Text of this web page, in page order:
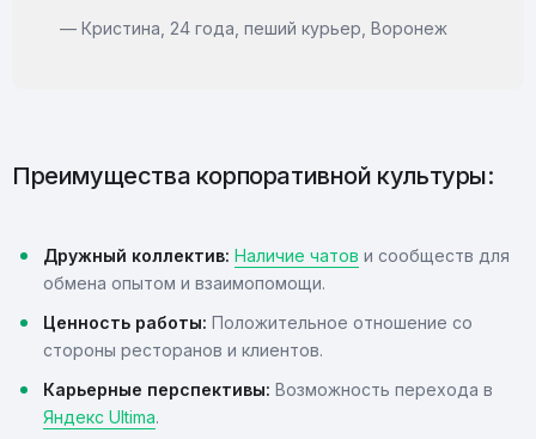
— Кристина, 24 года, пеший курьер, Воронеж
Преимущества корпоративной культуры:
Дружный коллектив: Наличие чатов и сообществ для
обмена опытом и взаимопомощи.
Ценность работы: Положительное отношение со
стороны ресторанов и клиентов.
Карьерные перспективы: Возможность перехода в
Яндекс Ultima.